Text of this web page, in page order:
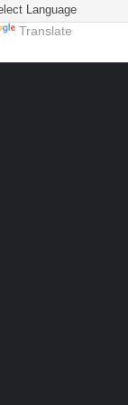
Translate